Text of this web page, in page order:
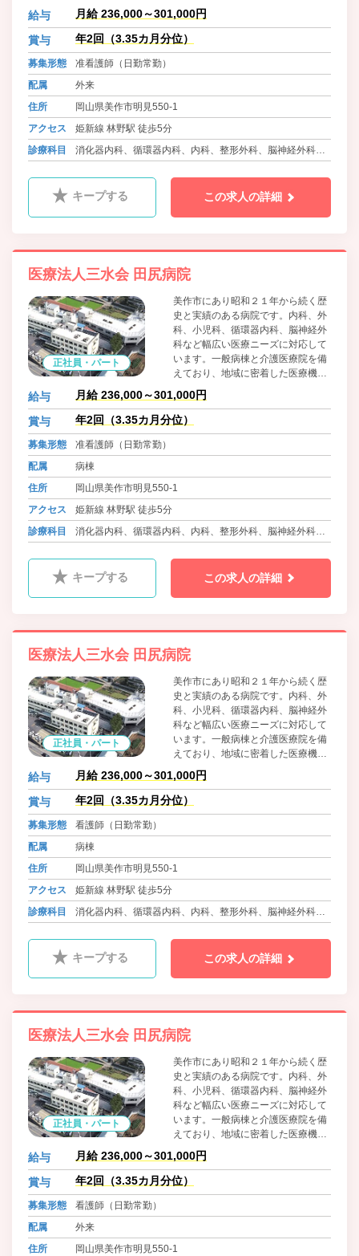
として機能しています。職員に対し
てはワークライフバランスに積極的
に取り組んでおり、院内保育所の設
置、可能な限りの希望を取り入れた
給与 月給 236,000～301,000円
賞与 年2回（3.35カ月分位）
募集形態
准看護師（日勤常勤）
配属
外来
住所
岡山県美作市明見550-1
アクセス
姫新線 林野駅 徒歩5分
診療科目
消化器内科、循環器内科、内科、整形外科、脳神経外科、
キープする この求人の詳細
医療法人三水会 田尻病院
正社員・パート
美作市にあり昭和２１年から続く歴
史と実績のある病院です。内科、外
科、小児科、循環器内科、脳神経外
科など幅広い医療ニーズに対応して
います。一般病棟と介護医療院を備
えており、地域に密着した医療機関
として機能しています。職員に対し
てはワークライフバランスに積極的
に取り組んでおり、院内保育所の設
さをとても大切にしています。
給与 月給 236,000～301,000円
賞与 年2回（3.35カ月分位）
募集形態
准看護師（日勤常勤）
配属
病棟
住所
岡山県美作市明見550-1
アクセス
姫新線 林野駅 徒歩5分
診療科目
消化器内科、循環器内科、内科、整形外科、脳神経外科、
キープする この求人の詳細
医療法人三水会 田尻病院
正社員・パート
美作市にあり昭和２１年から続く歴
史と実績のある病院です。内科、外
科、小児科、循環器内科、脳神経外
科など幅広い医療ニーズに対応して
います。一般病棟と介護医療院を備
えており、地域に密着した医療機関
として機能しています。職員に対し
てはワークライフバランスに積極的
に取り組んでおり、院内保育所の設
置、可能な限りの希望を取り入れた
給与 月給 236,000～301,000円
賞与 年2回（3.35カ月分位）
募集形態
看護師（日勤常勤）
配属
病棟
住所
岡山県美作市明見550-1
アクセス
姫新線 林野駅 徒歩5分
診療科目
消化器内科、循環器内科、内科、整形外科、脳神経外科、
キープする この求人の詳細
医療法人三水会 田尻病院
正社員・パート
美作市にあり昭和２１年から続く歴
史と実績のある病院です。内科、外
科、小児科、循環器内科、脳神経外
科など幅広い医療ニーズに対応して
います。一般病棟と介護医療院を備
えており、地域に密着した医療機関
として機能しています。職員に対し
てはワークライフバランスに積極的
に取り組んでおり、院内保育所の設
置、可能な限りの希望を取り入れた
給与 月給 236,000～301,000円
賞与 年2回（3.35カ月分位）
募集形態
看護師（日勤常勤）
配属
外来
住所
岡山県美作市明見550-1